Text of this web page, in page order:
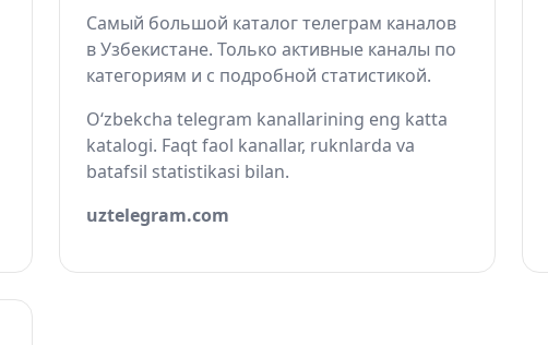
Самый большой каталог телеграм каналов
в Узбекистане. Только активные каналы по
категориям и с подробной статистикой.
O‘zbekcha telegram kanallarining eng katta
katalogi. Faqt faol kanallar, ruknlarda va
batafsil statistikasi bilan.
uztelegram.com